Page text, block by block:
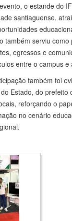
o estande do
santiaguense,
também serviu
egressos e
entre o campus e
também foi
Estado, do prefeito
reforçando o
no cenário